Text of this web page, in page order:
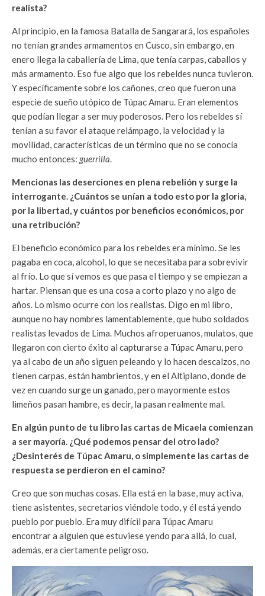
realista?
Al principio, en la famosa Batalla de Sangarará, los españoles
no tenían grandes armamentos en Cusco, sin embargo, en
enero llega la caballería de Lima, que tenía carpas, caballos y
más armamento. Eso fue algo que los rebeldes nunca tuvieron.
Y específicamente sobre los cañones, creo que fueron una
especie de sueño utópico de Túpac Amaru. Eran elementos
que podían llegar a ser muy poderosos. Pero los rebeldes sí
tenían a su favor el ataque relámpago, la velocidad y la
movilidad, características de un término que no se conocía
mucho entonces: guerrilla.
Mencionas las deserciones en plena rebelión y surge la
interrogante. ¿Cuántos se unían a todo esto por la gloria,
por la libertad, y cuántos por beneficios económicos, por
una retribución?
El beneficio económico para los rebeldes era mínimo. Se les
pagaba en coca, alcohol, lo que se necesitaba para sobrevivir
al frío. Lo que sí vemos es que pasa el tiempo y se empiezan a
hartar. Piensan que es una cosa a corto plazo y no algo de
años. Lo mismo ocurre con los realistas. Digo en mi libro,
aunque no hay nombres lamentablemente, que hubo soldados
realistas levados de Lima. Muchos afroperuanos, mulatos, que
llegaron con cierto éxito al capturarse a Túpac Amaru, pero
ya al cabo de un año siguen peleando y lo hacen descalzos, no
tienen carpas, están hambrientos, y en el Altiplano, donde de
vez en cuando surge un ganado, pero mayormente estos
limeños pasan hambre, es decir, la pasan realmente mal.
En algún punto de tu libro las cartas de Micaela comienzan
a ser mayoría. ¿Qué podemos pensar del otro lado?
¿Desinterés de Túpac Amaru, o simplemente las cartas de
respuesta se perdieron en el camino?
Creo que son muchas cosas. Ella está en la base, muy activa,
tiene asistentes, secretarios viéndole todo, y él está yendo
pueblo por pueblo. Era muy difícil para Túpac Amaru
encontrar a alguien que estuviese yendo para allá, lo cual,
además, era ciertamente peligroso.